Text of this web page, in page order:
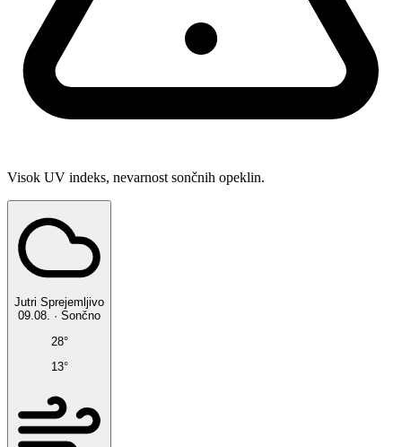
Visok UV indeks, nevarnost sončnih opeklin.
Jutri Sprejemljivo
09.08. · Sončno
28°
13°